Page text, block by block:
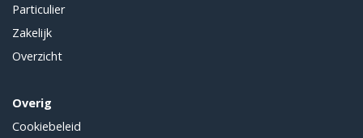
Particulier
Zakelijk
Overzicht
Overig
Cookiebeleid